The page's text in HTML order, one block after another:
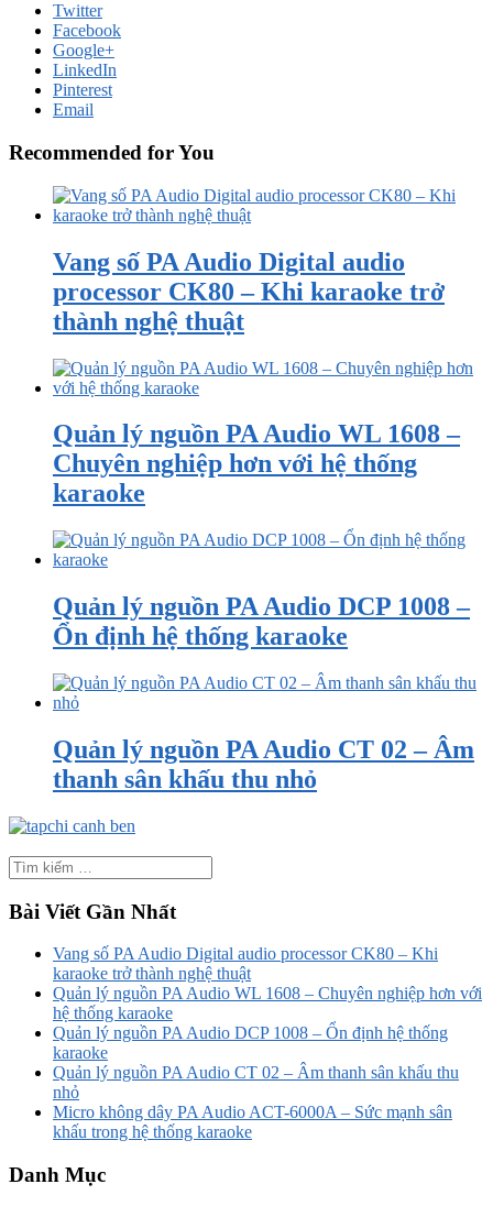
Twitter
Facebook
Google+
LinkedIn
Pinterest
Email
Recommended for You
Vang số PA Audio Digital audio
processor CK80 – Khi karaoke trở
thành nghệ thuật
Quản lý nguồn PA Audio WL 1608 –
Chuyên nghiệp hơn với hệ thống
karaoke
Quản lý nguồn PA Audio DCP 1008 –
Ổn định hệ thống karaoke
Quản lý nguồn PA Audio CT 02 – Âm
thanh sân khấu thu nhỏ
Bài Viết Gần Nhất
Vang số PA Audio Digital audio processor CK80 – Khi
karaoke trở thành nghệ thuật
Quản lý nguồn PA Audio WL 1608 – Chuyên nghiệp hơn với
hệ thống karaoke
Quản lý nguồn PA Audio DCP 1008 – Ổn định hệ thống
karaoke
Quản lý nguồn PA Audio CT 02 – Âm thanh sân khấu thu
nhỏ
Micro không dây PA Audio ACT-6000A – Sức mạnh sân
khấu trong hệ thống karaoke
Danh Mục